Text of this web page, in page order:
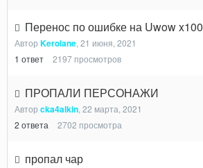
Перенос по ошибке на Uwow x100
Автор Kerolane,21 июня, 2021
1 ответ 2197 просмотров
ПРОПАЛИ ПЕРСОНАЖИ
Автор cka4alkin,22 марта, 2021
2 ответа 2702 просмотра
пропал чар